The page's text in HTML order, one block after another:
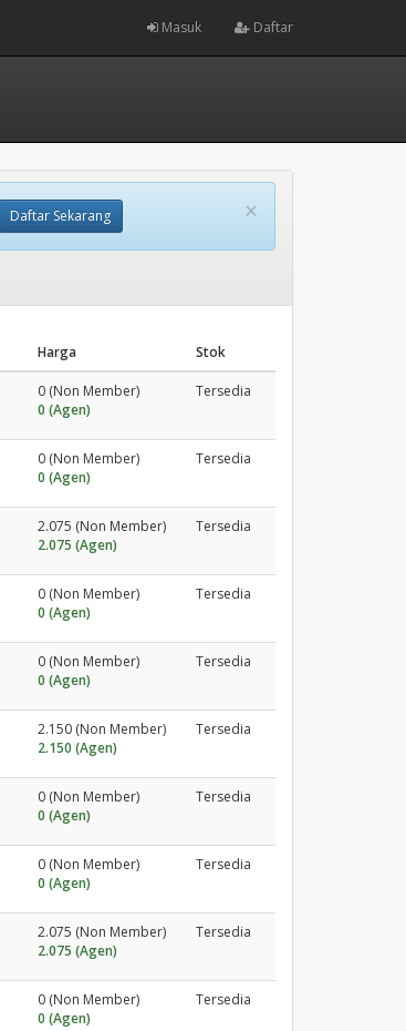
Masuk Daftar
×
Daftar Sekarang
Harga Stok
0 (Non Member)
0 (Agen)
Tersedia
0 (Non Member)
0 (Agen)
Tersedia
2.075 (Non Member)
2.075 (Agen)
Tersedia
0 (Non Member)
0 (Agen)
Tersedia
0 (Non Member)
0 (Agen)
Tersedia
2.150 (Non Member)
2.150 (Agen)
Tersedia
0 (Non Member)
0 (Agen)
Tersedia
0 (Non Member)
0 (Agen)
Tersedia
2.075 (Non Member)
2.075 (Agen)
Tersedia
0 (Non Member)
0 (Agen)
Tersedia